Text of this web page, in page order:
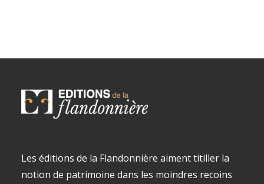
Les éditions de la Flandonnière aiment titiller la
notion de patrimoine dans les moindres recoins